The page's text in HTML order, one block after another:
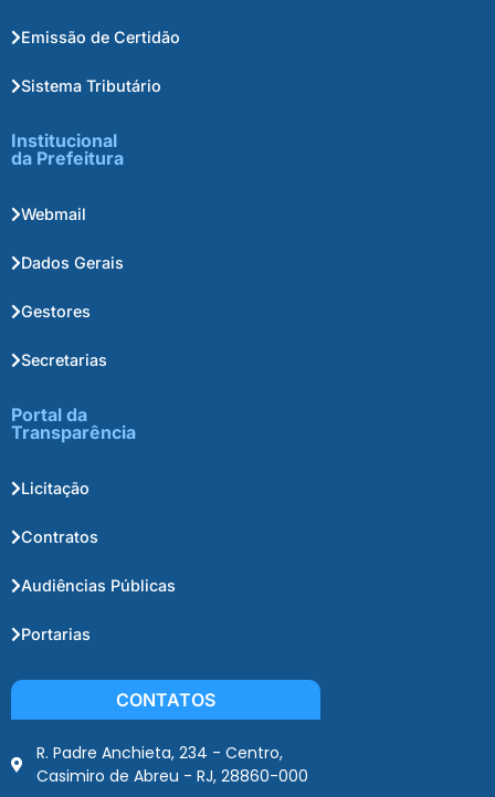
Emissão de Certidão
Sistema Tributário
Institucional
da Prefeitura
Webmail
Dados Gerais
Gestores
Secretarias
Portal da
Transparência
Licitação
Contratos
Audiências Públicas
Portarias
CONTATOS
R. Padre Anchieta, 234 - Centro,
Casimiro de Abreu - RJ, 28860-000